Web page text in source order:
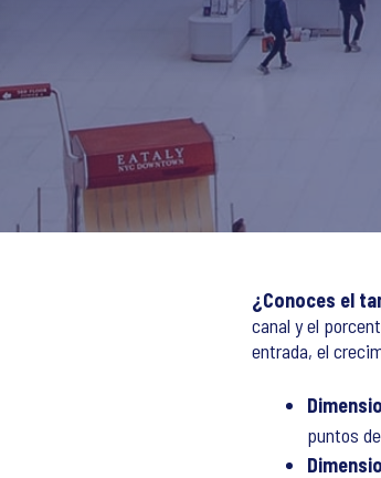
¿Conoces el
canal y el
entrada, el
puntos